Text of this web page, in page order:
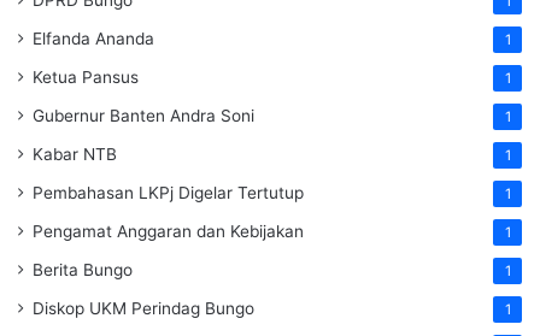
Elfanda Ananda 1
Ketua Pansus 1
Gubernur Banten Andra Soni 1
Kabar NTB 1
Pembahasan LKPj Digelar Tertutup 1
Pengamat Anggaran dan Kebijakan 1
Berita Bungo 1
Diskop UKM Perindag Bungo 1